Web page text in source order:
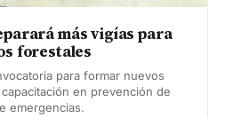
más vigías para
forestales
para formar nuevos
en prevención de
emergencias.